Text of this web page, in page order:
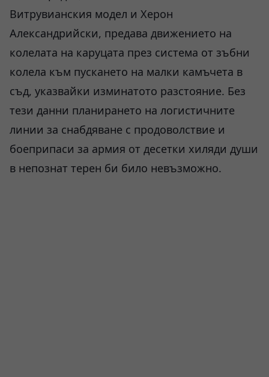
Витрувианския модел и Херон
Александрийски, предава движението на
колелата на каруцата през система от зъбни
колела към пускането на малки камъчета в
съд, указвайки изминатото разстояние. Без
тези данни планирането на логистичните
линии за снабдяване с продоволствие и
боеприпаси за армия от десетки хиляди души
в непознат терен би било невъзможно.